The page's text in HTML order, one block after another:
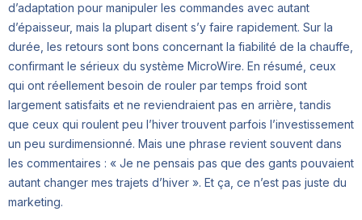
d’adaptation pour manipuler les commandes avec autant
d’épaisseur, mais la plupart disent s’y faire rapidement. Sur la
durée, les retours sont bons concernant la fiabilité de la chauffe,
confirmant le sérieux du système MicroWire. En résumé, ceux
qui ont réellement besoin de rouler par temps froid sont
largement satisfaits et ne reviendraient pas en arrière, tandis
que ceux qui roulent peu l’hiver trouvent parfois l’investissement
un peu surdimensionné. Mais une phrase revient souvent dans
les commentaires : « Je ne pensais pas que des gants pouvaient
autant changer mes trajets d’hiver ». Et ça, ce n’est pas juste du
marketing.